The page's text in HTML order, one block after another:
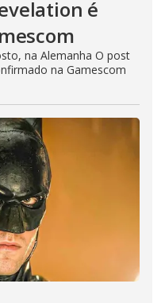
é
na Alemanha O post
na Gamescom